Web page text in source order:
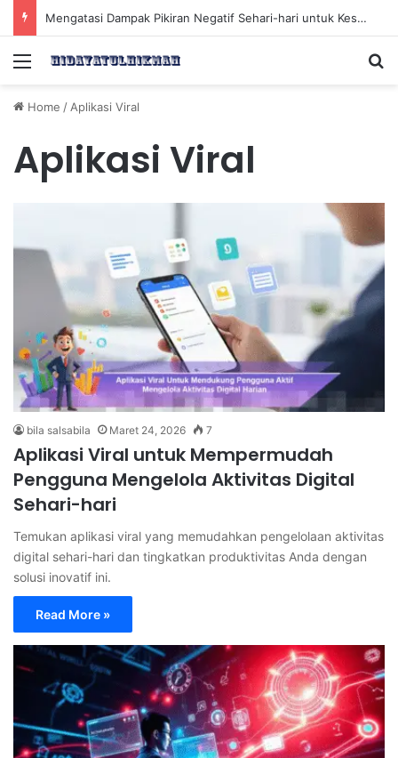
Mengatasi Dampak Pikiran Negatif Sehari-hari untuk Kesehatan Mental yang Lebih Baik
Menu
Home / Aplikasi Viral
Aplikasi Viral
bila salsabila Maret 24, 2026 7
Aplikasi Viral untuk Mempermudah
Pengguna Mengelola Aktivitas Digital
Sehari-hari
Temukan aplikasi viral yang memudahkan pengelolaan aktivitas
digital sehari-hari dan tingkatkan produktivitas Anda dengan
solusi inovatif ini.
Read More »